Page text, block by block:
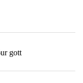
gott